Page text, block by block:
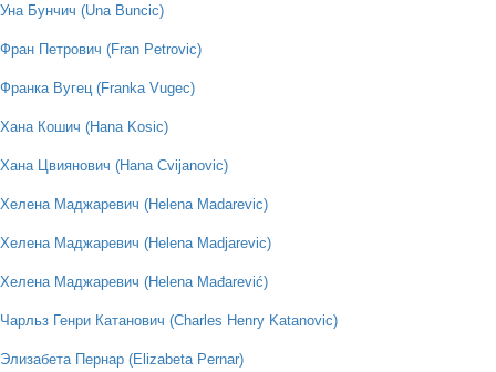
Уна Бунчич (Una Buncic)
Фран Петрович (Fran Petrovic)
Франка Вугец (Franka Vugec)
Хана Кошич (Hana Kosic)
Хана Цвиянович (Hana Cvijanovic)
Хелена Маджаревич (Helena Madarevic)
Хелена Маджаревич (Helena Madjarevic)
Хелена Маджаревич (Helena Mađarević)
Чарльз Генри Катанович (Charles Henry Katanovic)
Элизабета Пернар (Elizabeta Pernar)